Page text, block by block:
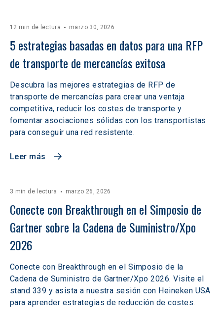
12 min de lectura marzo 30, 2026
5 estrategias basadas en datos para una RFP
de transporte de mercancías exitosa
Descubra las mejores estrategias de RFP de
transporte de mercancías para crear una ventaja
competitiva, reducir los costes de transporte y
fomentar asociaciones sólidas con los transportistas
para conseguir una red resistente.
Leer más
3 min de lectura marzo 26, 2026
Conecte con Breakthrough en el Simposio de
Gartner sobre la Cadena de Suministro/Xpo
2026
Conecte con Breakthrough en el Simposio de la
Cadena de Suministro de Gartner/Xpo 2026. Visite el
stand 339 y asista a nuestra sesión con Heineken USA
para aprender estrategias de reducción de costes.